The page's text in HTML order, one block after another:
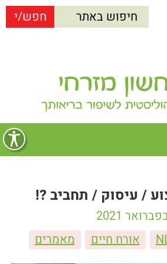
/ עיסוק / תחביב ?!
אורח חיים מאמרים